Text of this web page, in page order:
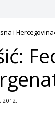
i Hercegovina
2012.